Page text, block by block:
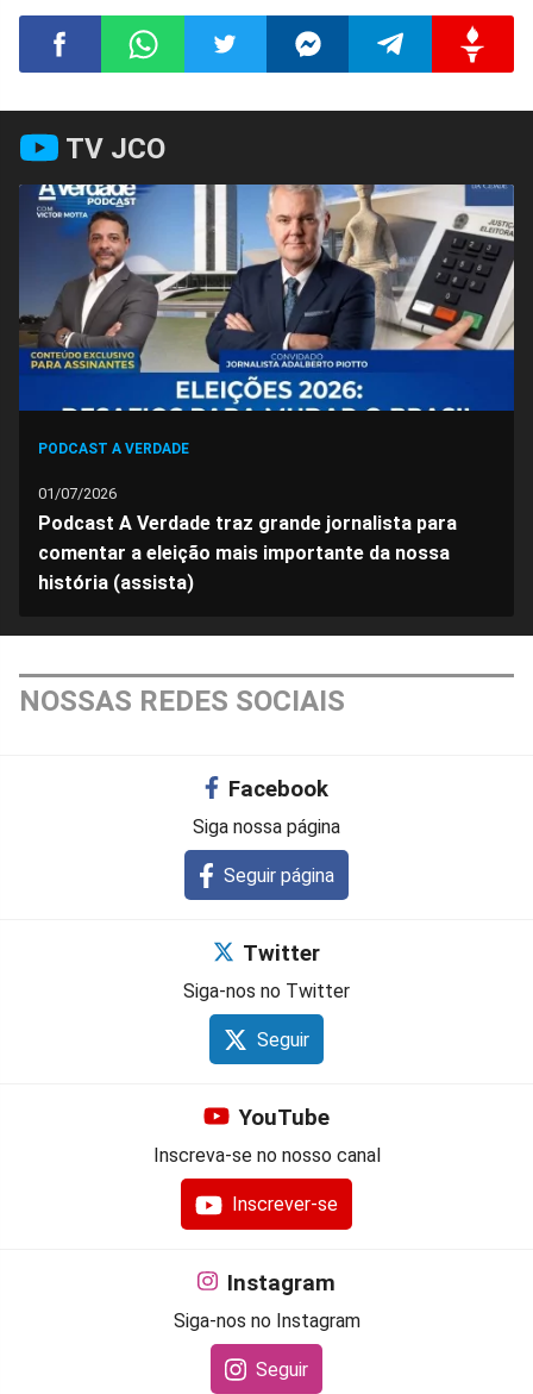
Compartilhar
no
Facebook
no
Whatsapp
no
Twitter
no
Messenger
no
Telegram
no
Gettr
TV JCO
PODCAST A VERDADE
01/07/2026
Podcast A Verdade traz grande jornalista para
comentar a eleição mais importante da nossa
história (assista)
NOSSAS REDES SOCIAIS
Facebook
Siga nossa página
Seguir página
Twitter
Siga-nos no Twitter
Seguir
YouTube
Inscreva-se no nosso canal
Inscrever-se
Instagram
Siga-nos no Instagram
Seguir